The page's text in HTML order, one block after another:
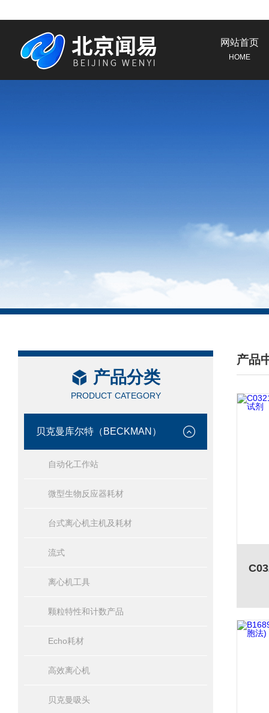
网站首页
HOME
产品分类
PRODUCT CATEGORY
贝克曼库尔特（BECKMAN）
自动化工作站
微型生物反应器耗材
台式离心机主机及耗材
流式
离心机工具
颗粒特性和计数产品
Echo耗材
高效离心机
贝克曼吸头
产品
/